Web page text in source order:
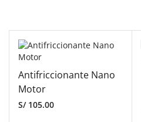
Antifriccionante Nano
Motor
S/105.00